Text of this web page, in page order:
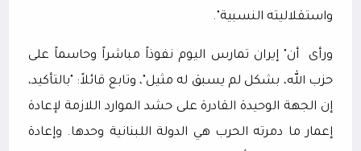
واستقلاليته النسبية".
ورأى
أن" إيران تمارس اليوم نفوذاً مباشراً وحاسماً على
حزب الله، بشكل لم يسبق له مثيل"، وتابع قائلاً: "بالتأكيد،
إن الجهة الوحيدة القادرة على حشد الموارد اللازمة لإعادة
إعمار ما دمرته الحرب هي الدولة اللبنانية وحدها. وإعادة